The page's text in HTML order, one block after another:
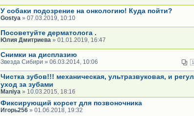
У собаки подозрение на онкологию! Куда пойти?
Gostya » 07.03.2019, 10:10
Посоветуйте дерматолога .
Юлия Дмитриева » 01.01.2019, 16:47
Снимки на дисплазию
1
Звезда Сибири » 06.03.2014, 10:06
Чистка зубов!!! механическая, ультразвуковая, и
уход за зубами
Maniya » 10.03.2015, 18:16
Фиксирующий корсет для позвоночника
Игорь256 » 01.06.2018, 19:32